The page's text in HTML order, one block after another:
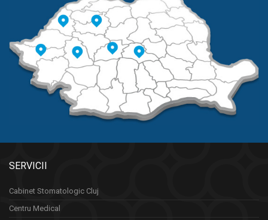
SERVICII
Cabinet Stomatologic Cluj
Centru Medical